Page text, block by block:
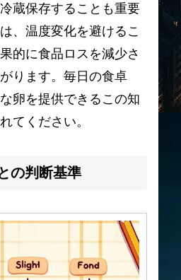
蔵保存することも重要
、温度変化を避けるこ
的に食品ロスを減少さ
ります。毎日の食卓
卵を提供できるこの知
てください。
の判断基準